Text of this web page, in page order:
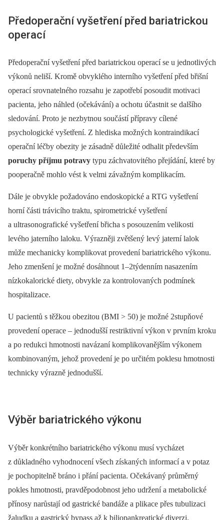
Předoperační vyšetření před bariatrickou
operací
Předoperační vyšetření před bariatrickou operací se u jednotlivých
výkonů neliší. Kromě obvyklého interního vyšetření před břišní
operací srovnatelného rozsahu je zapotřebí posoudit motivaci
pacienta, jeho náhled (očekávání) a ochotu účastnit se dalšího
sledování. Proto je nezbytnou součástí přípravy cílené
psychologické vyšetření. Z hlediska možných kontraindikací
operační léčby obezity je zásadně důležité odhalit především
poruchy příjmu potravy typu záchvatovitého přejídání, které by
pooperačně mohlo vést k velmi závažným komplikacím.
Dále je obvykle požadováno endoskopické a RTG vyšetření
horní části trávicího traktu, spirometrické vyšetření
a ultrasonografické vyšetření břicha s posouzením velikosti
levého jaterního laloku. Výrazněji zvětšený levý jaterní lalok
může mechanicky komplikovat provedení bar­iatrického výkonu.
Jeho zmenšení je možné dosáhnout 1–2týdenním nasazením
nízkokalorické diety, obvykle za kontrolovaných podmínek
hospitalizace.
U pacientů s těžkou obezitou (BMI > 50) je možné 2stupňové
provedení operace –⁠ jednodušší restriktivní výkon v prvním kroku
a po redukci hmotnosti navázaní komplikovanějším výkonem
kombinovaným, jehož provedení je po určitém poklesu hmotnosti
technicky výrazně jednodušší.
Výběr bariatrického výkonu
Výběr konkrétního bariatrického výkonu musí vycházet
z důkladného vyhodnocení všech získaných informací a v potaz
je pochopitelně bráno i přání pacienta. Očekávaný průměrný
pokles hmotnosti, pravděpodobnost jeho udržení a metabolické
přínosy narůstají od gastrické bandáže a plikace přes tubulizaci
žaludku a gastrický bypass až k biliopankreatické diverzi.